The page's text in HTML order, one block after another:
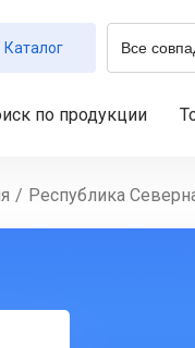
Каталог
по продукции
/ Республика